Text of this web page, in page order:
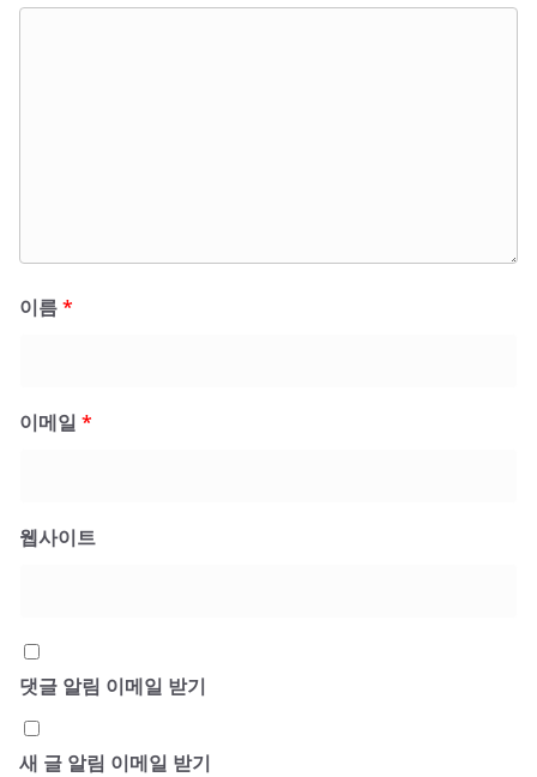
이름*
이메일 *
웹사이트
댓글 알림 이메일 받기
새 글 알림 이메일 받기